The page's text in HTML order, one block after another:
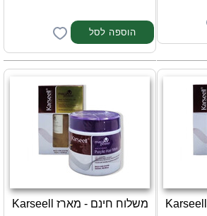
משלוח חינם - מארז Karseell
משלוח חינם - מארז Karseell